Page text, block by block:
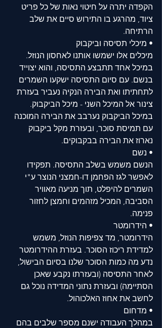
הקפדה יתרה על חיטוי נאות של כל פריט
ציוד, מהרגע בו התירוש סיים את שלב
הרתיחה.
• מיכלי תסיסה וביקבוק
מיכלים אלו ישמשו אותנו לאחסון הנוזל.
במיכל אחד תתבצע התסיסה, והוא יצוייד
בנשם. עם סיום התסיסה ישקעו השמרים
לתחתיתו ואת הבירה הנקיה נעביר בעזרת
צינור אל המיכל השני - מיכל הביקבוק.
במיכל הביקבוק נערבב את הבירה המוכנה
עם תמיסת סוכר, ובעזרת מקל ביקבוק
נארוז את הבירה בבקבוקים.
• נשם
הנשם משמש בשלב התסיסה. תפקידו
לאפשר לגז הפחמן דו-חמצני הנוצר ע"י
השמרים להיפלט, תוך מניעה מאוויר
הסביבה, המכיל מזהמים וחמצן לחזור
פנימה.
• הידרומטר
הידרומטר, מד צפיפות הנוזל, משמש
למדידת ריכוז הסוכר. בעזרת ההידרומטר
נדע מה כמות הסוכר שלנו בסיום הבישול,
לאחר התסיסה (ובעזרתו נקבע שאכן
הסתיימה) ובעזרת נתוני המדידה נוכל גם
לחשב את אחוז האלכוהול.
• מדחום
במהלך העבודה ישנם מספר שלבים בהם